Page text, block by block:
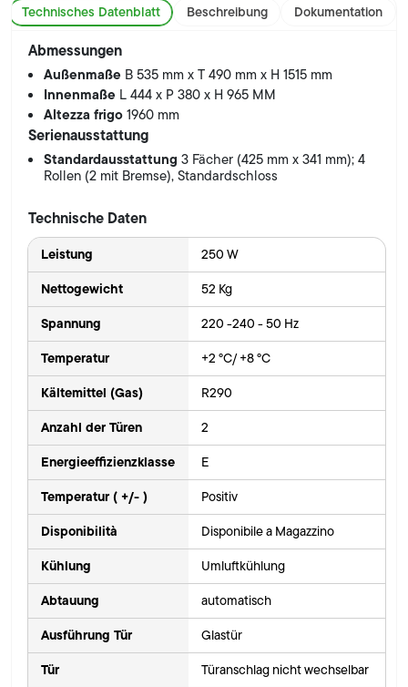
Technisches Datenblatt Beschreibung Dokumentation
Abmessungen
Außenmaße B 535 mm x T 490 mm x H 1515 mm
Innenmaße L 444 x P 380 x H 965 MM
Altezza frigo1960 mm
Serienausstattung
Standardausstattung3 Fächer (425 mm x 341 mm); 4
Rollen (2 mit Bremse), Standardschloss
Technische Daten
Leistung 250 W
Nettogewicht 52 Kg
Spannung 220 -240 - 50 Hz
Temperatur +2 °C/ +8 °C
Kältemittel (Gas) R290
Anzahl der Türen 2
Energieeffizienzklasse E
Temperatur ( +/- ) Positiv
Disponibilità Disponibile a Magazzino
Kühlung Umluftkühlung
Abtauung automatisch
Ausführung Tür Glastür
Tür Türanschlag nicht wechselbar